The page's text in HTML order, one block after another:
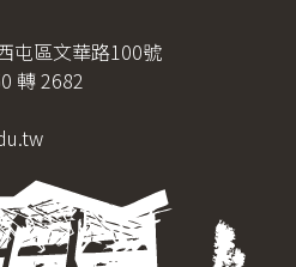
屯區文華路100號
轉 2682